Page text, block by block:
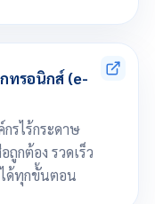
ทรอนิกส์ (e-
รไร้กระดาษ
กต้อง รวดเร็ว
ด้ทุกขั้นตอน